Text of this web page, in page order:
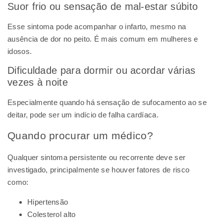
Suor frio ou sensação de mal-estar súbito
Esse sintoma pode acompanhar o infarto, mesmo na
ausência de dor no peito. É mais comum em mulheres e
idosos.
Dificuldade para dormir ou acordar várias
vezes à noite
Especialmente quando há sensação de sufocamento ao se
deitar, pode ser um indício de falha cardíaca.
Quando procurar um médico?
Qualquer sintoma persistente ou recorrente deve ser
investigado, principalmente se houver fatores de risco
como:
Hipertensão
Colesterol alto